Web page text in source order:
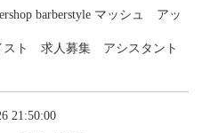
barberstyle マッシュ アッ
スト 求人募集 アシスタント
21:50:00